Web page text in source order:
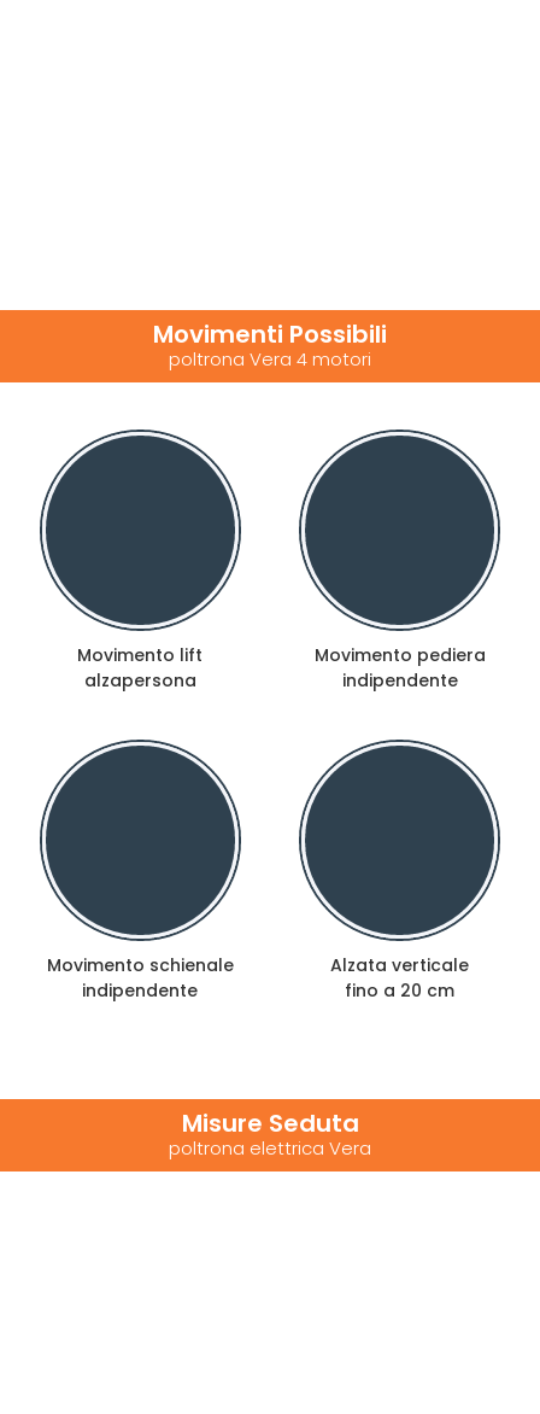
Movimenti Possibili
poltrona Vera 4 motori
Movimento lift
alzapersona
Movimento pediera
indipendente
Movimento schienale
indipendente
Alzata verticale
fino a 20 cm
Misure Seduta
poltrona elettrica Vera